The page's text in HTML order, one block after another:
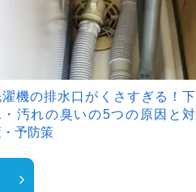
濯機の排水口がくさすぎる！下
・汚れの臭いの5つの原因と対
予防策